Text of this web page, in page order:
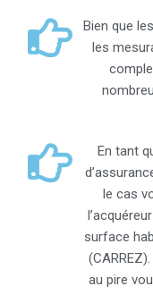
Bien que
les
En tant
le cas
surface
au pire